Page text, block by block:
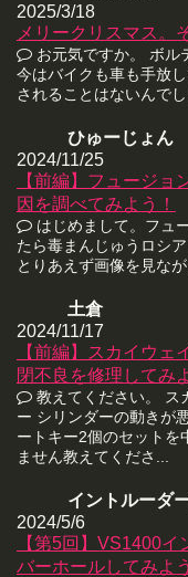
2025/3/18
メリークリスマス。
お元気ですか。 ボル
今はバイクも車も手放
されることはないんでし
ひゅーじょん
2024/11/25
【前編】フュージ
因を調べてみよう！
はじめまして。フュ
たら毒まんじゅうロシ
とりあえず画像を見な
土倉
2024/11/17
【前編】スカイウ
閉不良を修理してみ
教えてください。 ス
ー シリンダーの動きが
ートキー2個のセットを
ません教えてくださ...
イントルーダ
2024/5/6
【第5回】VS1400
バーホールしてみよ